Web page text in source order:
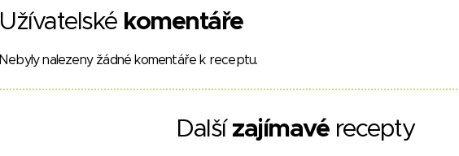
Užívatelské komentáře
Nebyly nalezeny žádné komentáře k receptu.
Další zajímavérecepty